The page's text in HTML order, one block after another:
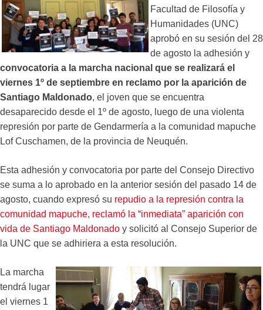
Facultad de Filosofía y
Humanidades (UNC)
aprobó en su sesión del 28
de agosto la adhesión y
convocatoria a la marcha nacional que se realizará el
viernes 1º de septiembre en reclamo por la aparición de
Santiago Maldonado, el joven que se encuentra
desaparecido desde el 1º de agosto, luego de una violenta
represión por parte de Gendarmería a la comunidad mapuche
Lof Cuschamen, de la provincia de Neuquén.
Esta adhesión y convocatoria por parte del Consejo Directivo
se suma a lo aprobado en la anterior sesión del pasado 14 de
agosto, cuando expresó su repudio a la represión contra la
comunidad mapuche, reclamó la “inmediata” aparición con
vida de Santiago Maldonado y solicitó al Consejo Superior de
la UNC que se adhiriera a esta resolución.
La marcha
tendrá lugar
el viernes 1